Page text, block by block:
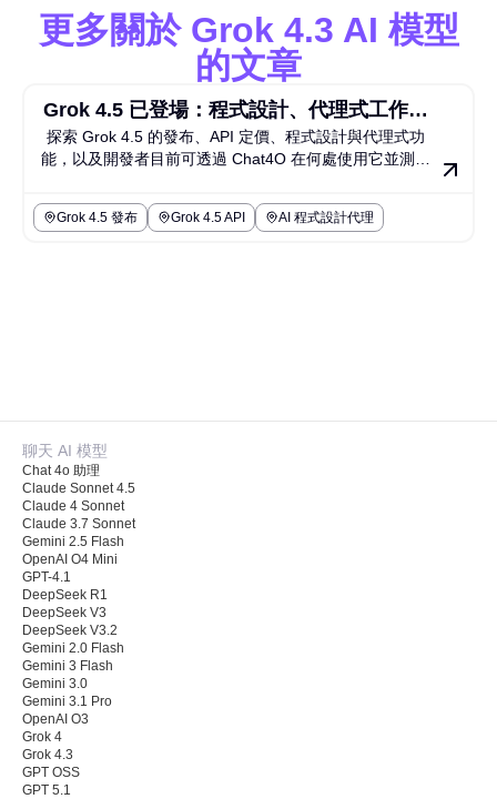
更多關於 Grok 4.3 AI 模型
的文章
Grok 4.5 已登場：程式設計、代理式工作流
程、API 定價，以及在哪裡可以在 Chat4O 上
試用 Grok
探索 Grok 4.5 的發布、API 定價、程式設計與代理式功
能，以及開發者目前可透過 Chat4O 在何處使用它並測試
Grok 4.5 發布 Grok 4.5 API AI 程式設計代理
聊天 AI 模型
Chat 4o 助理
Claude Sonnet 4.5
Claude 4 Sonnet
Claude 3.7 Sonnet
Gemini 2.5 Flash
OpenAI O4 Mini
GPT-4.1
DeepSeek R1
DeepSeek V3
DeepSeek V3.2
Gemini 2.0 Flash
Gemini 3 Flash
Gemini 3.0
Gemini 3.1 Pro
OpenAI O3
Grok 4
Grok 4.3
GPT OSS
GPT 5.1